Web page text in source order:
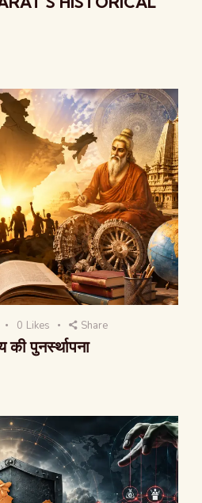
0 Likes Share
पुनर्स्थापना